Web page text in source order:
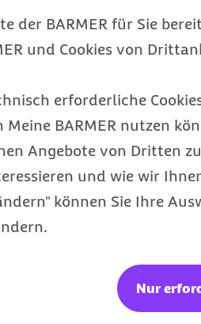
der BARMER für Sie
und Cookies von
erforderliche
BARMER nutzen
Angebote von Dritten
und wie wir
können Sie Ihre
Nur